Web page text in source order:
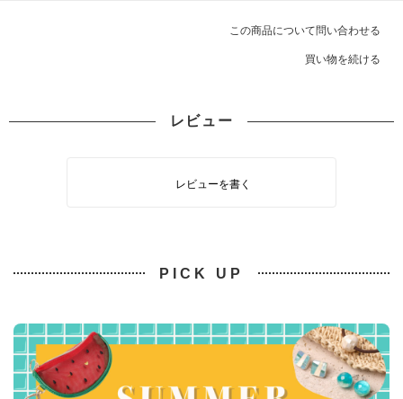
この商品について問い合わせる
買い物を続ける
レビュー
レビューを書く
PICK UP